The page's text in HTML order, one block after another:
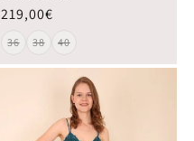
219,00€
36 38 40